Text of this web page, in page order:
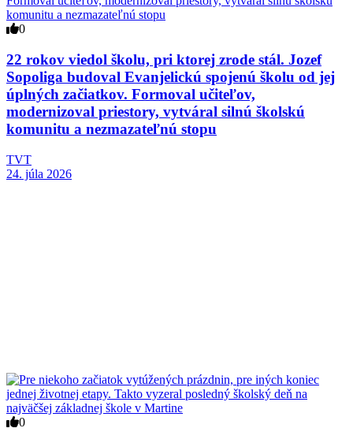
0
22 rokov viedol školu, pri ktorej zrode stál. Jozef
Sopoliga budoval Evanjelickú spojenú školu od jej
úplných začiatkov. Formoval učiteľov,
modernizoval priestory, vytváral silnú školskú
komunitu a nezmazateľnú stopu
TVT
24. júla 2026
0